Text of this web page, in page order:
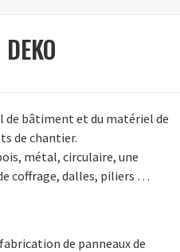
de bâtiment et du matériel de
de chantier.
métal, circulaire, une
coffrage, dalles, piliers …
de panneaux de